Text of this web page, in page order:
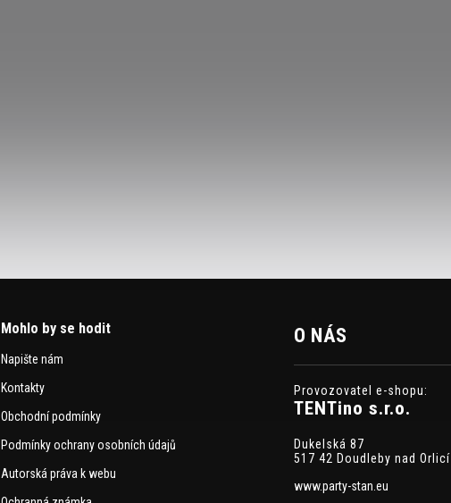
Mohlo by se hodit
Napište nám
Kontakty
Obchodní podmínky
Podmínky ochrany osobních údajů
Autorská práva k webu
O NÁS
Provozovatel e-shopu:
TENTino s.r.o.
Dukelská 87
517 42 Doudleby nad Orlicí
www.party-stan.eu